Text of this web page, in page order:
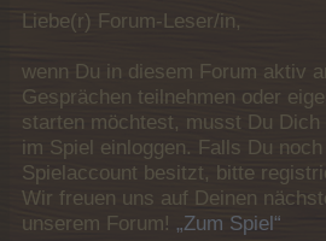
Liebe(r) Forum-Leser/in,
wenn Du in diesem Forum aktiv
Gesprächen teilnehmen oder
starten möchtest, musst Du Dich
im Spiel einloggen. Falls Du
Spielaccount besitzt, bitte
Wir freuen uns auf Deinen
unserem Forum! „Zum Spiel“